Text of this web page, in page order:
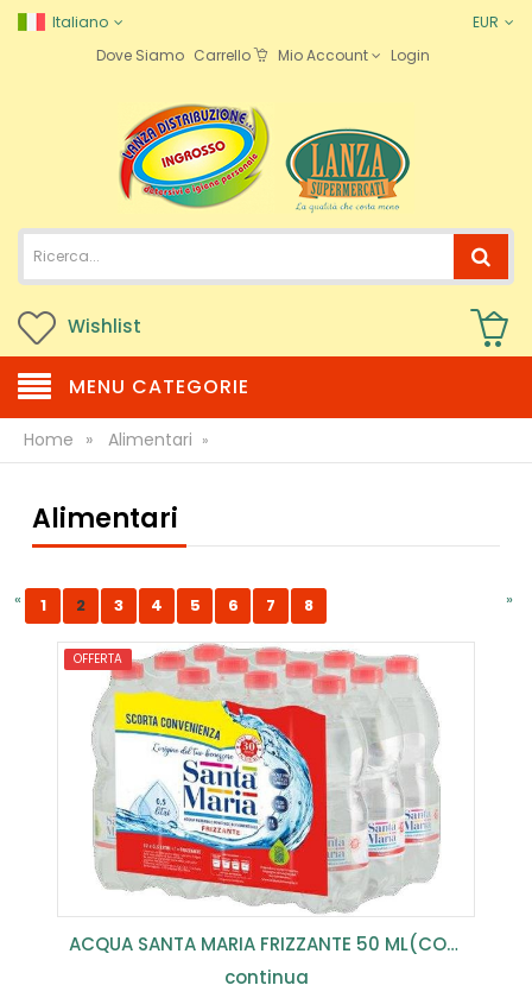
Italiano
EUR
Dove Siamo Carrello Mio Account Login
Wishlist
MENU CATEGORIE
Home » Alimentari »
Alimentari
« 1 2 3 4 5 6 7 8 »
OFFERTA
ACQUA SANTA MARIA FRIZZANTE 50 ML(CONF.12 PZ) ...
continua